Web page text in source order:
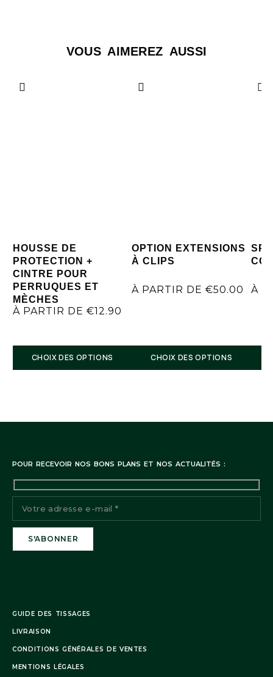
VOUS AIMEREZ AUSSI
HOUSSE DE
PROTECTION +
CINTRE POUR
PERRUQUES ET
MÈCHES
À PARTIR DE €12.90
CHOIX DES OPTIONS
OPTION EXTENSIONS
À CLIPS
À PARTIR DE€50.00
CHOIX DES OPTIONS
À
POUR RECEVOIR NOS BONS PLANS ET NOS ACTUALITÉS :
GUIDE DES TISSAGES
LIVRAISON
CONDITIONS GÉNÉRALES DE VENTES
MENTIONS LÉGALES